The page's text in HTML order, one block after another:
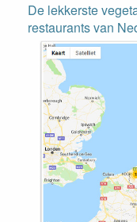
De lekkerste
restaurants van